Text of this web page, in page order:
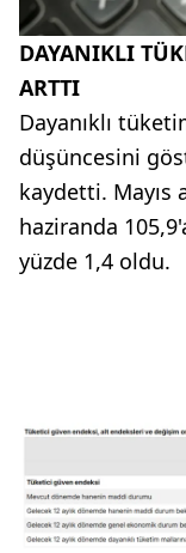
DAYANIKLI
ARTTI
Dayanıklı
düşüncesini
kaydetti. Mayıs
haziranda
yüzde 1,4 oldu.